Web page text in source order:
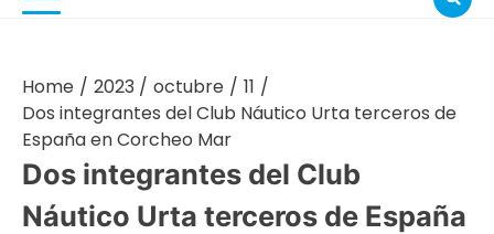
Home 2023 octubre
11
Dos integrantes del Club Náutico Urta terceros de
España en Corcheo Mar
Dos integrantes del Club
Náutico Urta terceros de España